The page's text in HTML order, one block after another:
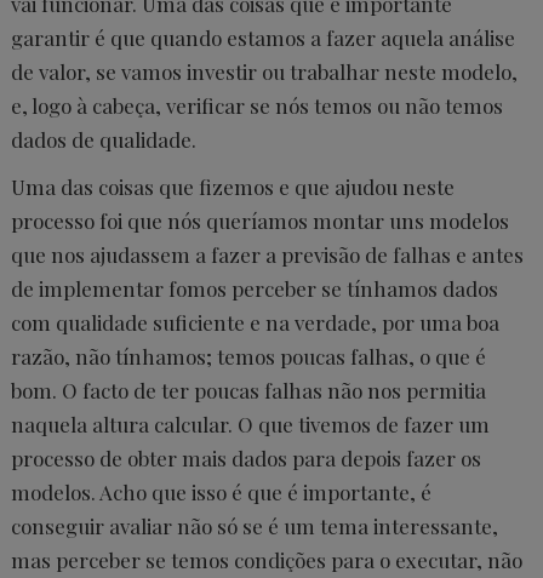
garantir é que quando estamos a fazer aquela análise
de valor, se vamos investir ou trabalhar neste modelo,
e, logo à cabeça, verificar se nós temos ou não temos
dados de qualidade.
Uma das coisas que fizemos e que ajudou neste
processo foi que nós queríamos montar uns modelos
que nos ajudassem a fazer a previsão de falhas e antes
de implementar fomos perceber se tínhamos dados
com qualidade suficiente e na verdade, por uma boa
razão, não tínhamos; temos poucas falhas, o que é
bom. O facto de ter poucas falhas não nos permitia
naquela altura calcular. O que tivemos de fazer um
processo de obter mais dados para depois fazer os
modelos. Acho que isso é que é importante, é
conseguir avaliar não só se é um tema interessante,
mas perceber se temos condições para o executar, não